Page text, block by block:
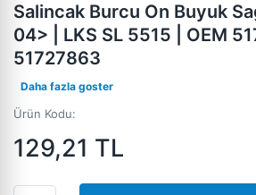
Salincak Burcu On Buyuk
04> | LKS SL 5515 | OEM
51727863
Daha fazla goster
Ürün Kodu:
129,21 TL